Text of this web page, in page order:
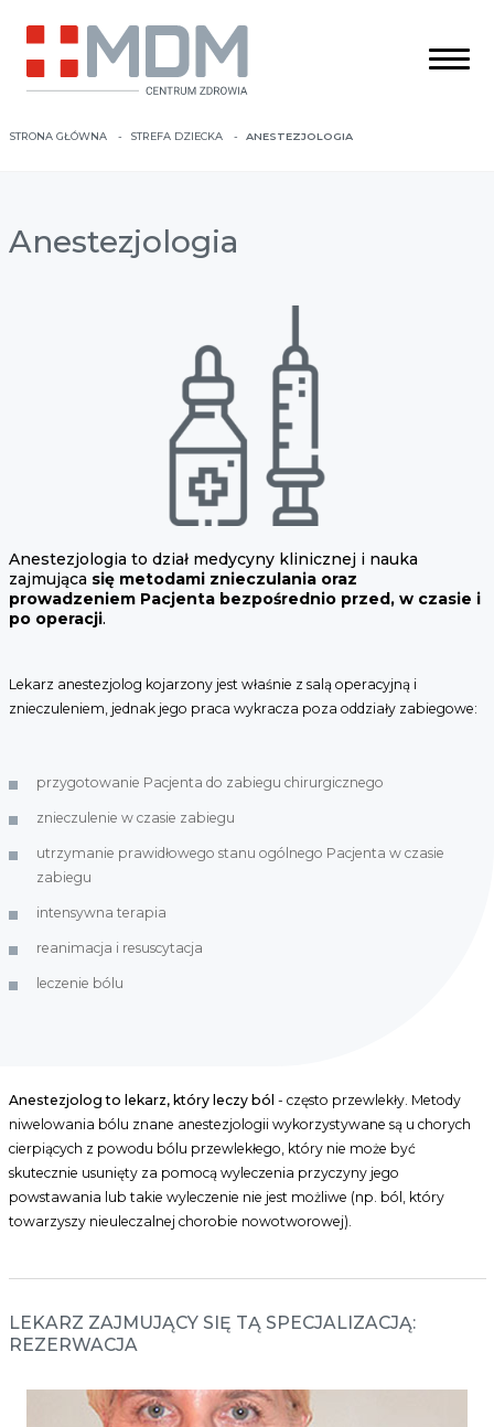
STRONA GŁÓWNA STREFA DZIECKA ANESTEZJOLOGIA
Anestezjologia
Anestezjologia to dział medycyny klinicznej i nauka
zajmująca się metodami znieczulania oraz
prowadzeniem Pacjenta bezpośrednio przed, w czasie i
po operacji.
Lekarz anestezjolog kojarzony jest właśnie z salą operacyjną i
znieczuleniem, jednak jego praca wykracza poza oddziały zabiegowe:
przygotowanie Pacjenta do zabiegu chirurgicznego
znieczulenie w czasie zabiegu
utrzymanie prawidłowego stanu ogólnego Pacjenta w czasie
zabiegu
intensywna terapia
reanimacja i resuscytacja
leczenie bólu
Anestezjolog to lekarz, który leczy ból - często przewlekły. Metody
niwelowania bólu znane anestezjologii wykorzystywane są u chorych
cierpiących z powodu bólu przewlekłego, który nie może być
skutecznie usunięty za pomocą wyleczenia przyczyny jego
powstawania lub takie wyleczenie nie jest możliwe (np. ból, który
towarzyszy nieuleczalnej chorobie nowotworowej).
LEKARZ ZAJMUJĄCY SIĘ TĄ SPECJALIZACJĄ:
REZERWACJA